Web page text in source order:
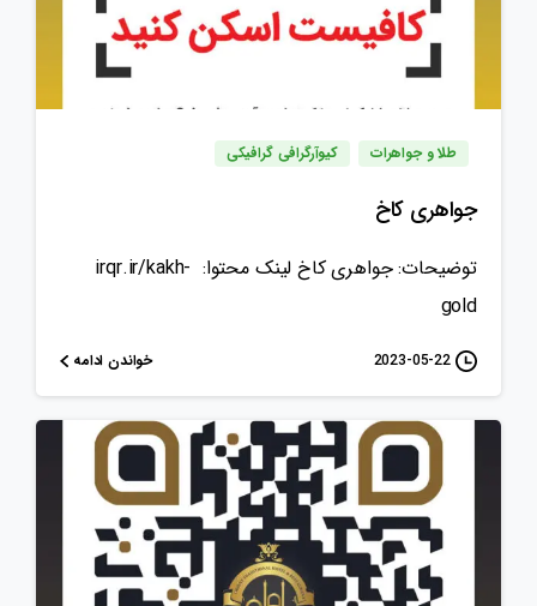
طلا و جواهرات کیوآرگرافی گرافیکی
جواهری کاخ
توضیحات: جواهری کاخ لینک محتوا: irqr.ir/kakh-
gold
2023-05-22 خواندن ادامه